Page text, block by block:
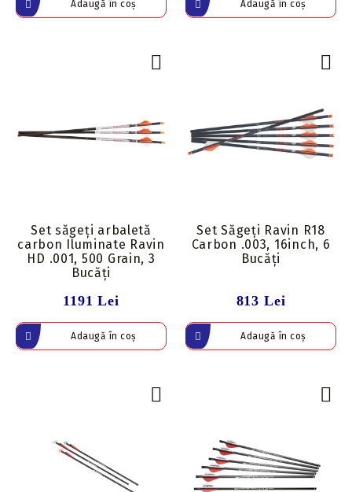
Set săgeți arbaletă
carbon Iluminate Ravin
HD .001, 500 Grain, 3
Bucăți
1191 Lei
Set Săgeți Ravin R18
Carbon .003, 16inch, 6
Bucăți
813 Lei